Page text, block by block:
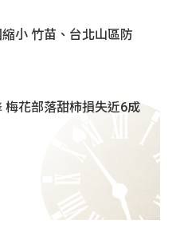
小 竹苗、台北山區防
梅花部落甜柿損失近6成